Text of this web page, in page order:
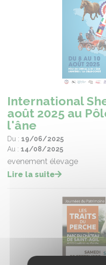
International
août 2025 au
l'âne
Du : 19/06/2025
Au : 14/08/2025
evenement élevage
Lire la suite